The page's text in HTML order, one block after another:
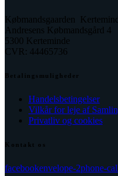
Købmandsgaarden
Andresens Købmandsgård 4
5300 Kerteminde
CVR: 44465736
Betalingsmuligheder
Handelsbetingelser
Vilkår for leje af
Privatliv og cookies
Kontakt os
facebookenvelope-2phone-